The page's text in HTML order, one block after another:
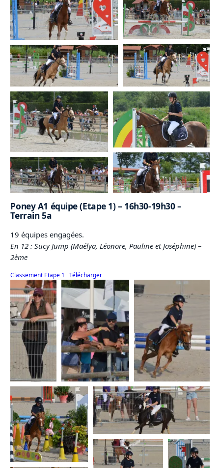
Poney A1 équipe (Etape 1) – 16h30-19h30 –
Terrain 5a
19 équipes engagées.
En 12 : Sucy Jump (Maélya, Léonore, Pauline et Joséphine) –
2ème
Classement Etape 1 Télécharger